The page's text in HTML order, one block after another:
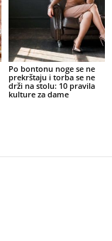
Po bontonu noge se ne
prekrštaju i torba se ne
drži na stolu: 10 pravila
kulture za dame